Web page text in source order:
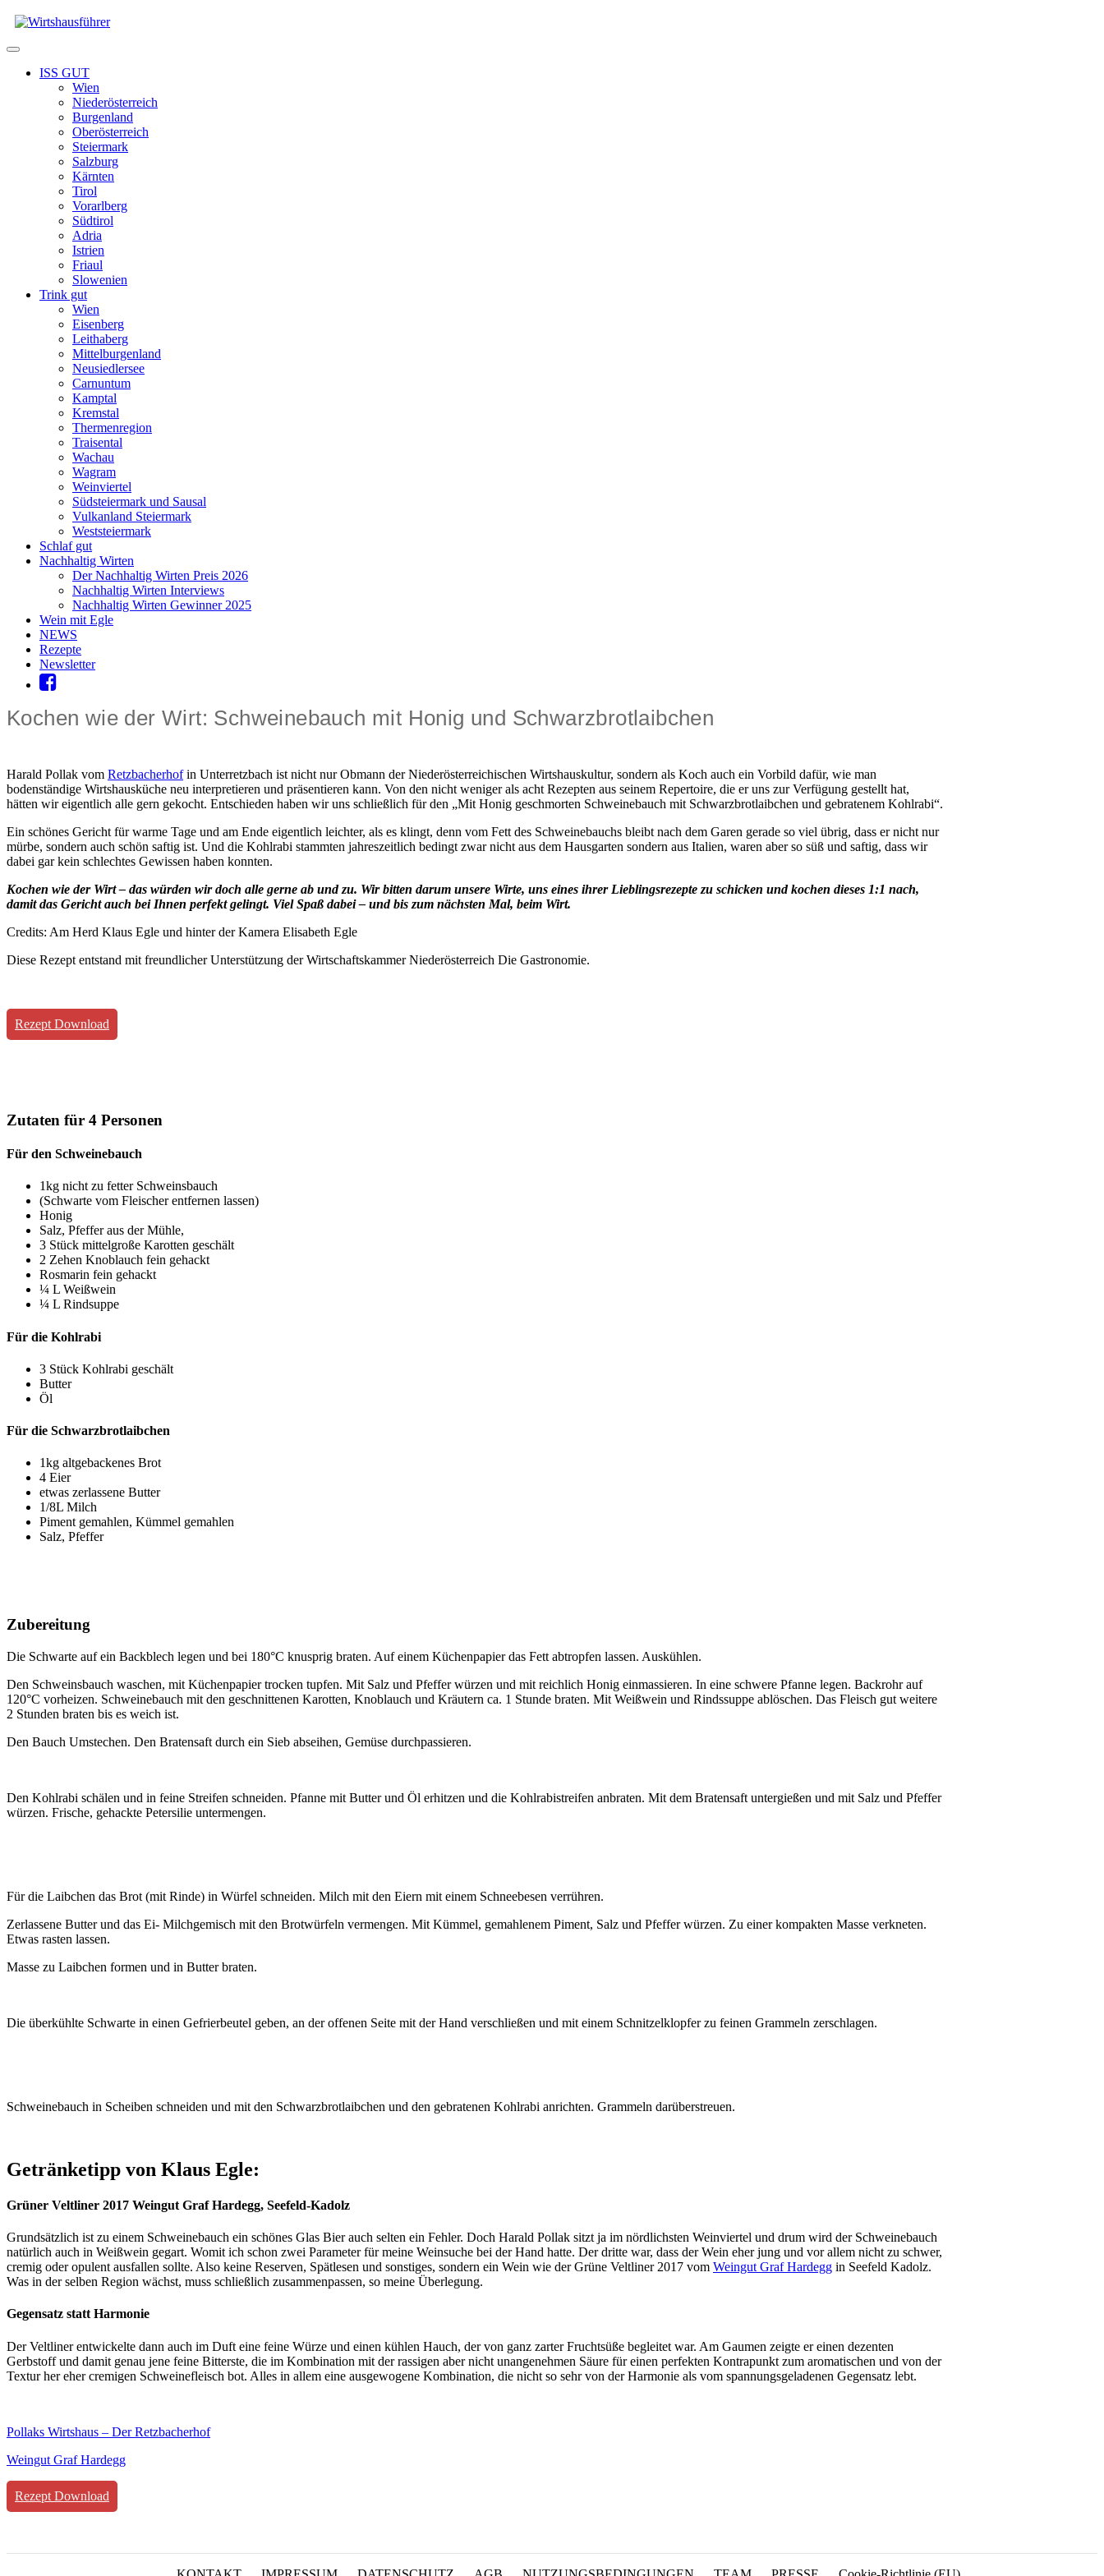
Zum
Inhalt
Menü
ISS GUT
Wien
Niederösterreich
Burgenland
Oberösterreich
Steiermark
Salzburg
Kärnten
Tirol
Vorarlberg
Südtirol
Adria
Istrien
Friaul
Slowenien
Trink gut
Wien
Eisenberg
Leithaberg
Mittelburgenland
Neusiedlersee
Carnuntum
Kamptal
Kremstal
Thermenregion
Traisental
Wachau
Wagram
Weinviertel
Südsteiermark und Sausal
Vulkanland Steiermark
Weststeiermark
Schlaf gut
Nachhaltig Wirten
Der Nachhaltig Wirten Preis 2026
Nachhaltig Wirten Interviews
Nachhaltig Wirten Gewinner 2025
Wein mit Egle
NEWS
Rezepte
Newsletter
Kochen wie der Wirt: Schweinebauch mit Honig und Schwarzbrotlaibchen
Harald Pollak vom Retzbacherhofin Unterretzbach ist nicht nur Obmann der Niederösterreichischen Wirtshauskultur, sondern als Koch auch ein Vorbild dafür, wie man
bodenständige Wirtshausküche neu interpretieren und präsentieren kann. Von den nicht weniger als acht Rezepten aus seinem Repertoire, die er uns zur Verfügung gestellt hat,
hätten wir eigentlich alle gern gekocht. Entschieden haben wir uns schließlich für den „Mit Honig geschmorten Schweinebauch mit Schwarzbrotlaibchen und gebratenem Kohlrabi“.
Ein schönes Gericht für warme Tage und am Ende eigentlich leichter, als es klingt, denn vom Fett des Schweinebauchs bleibt nach dem Garen gerade so viel übrig, dass er nicht nur
mürbe, sondern auch schön saftig ist. Und die Kohlrabi stammten jahreszeitlich bedingt zwar nicht aus dem Hausgarten sondern aus Italien, waren aber so süß und saftig, dass wir
dabei gar kein schlechtes Gewissen haben konnten.
Kochen wie der Wirt – das würden wir doch alle gerne ab und zu. Wir bitten darum unsere Wirte, uns eines ihrer Lieblingsrezepte zu schicken und kochen dieses 1:1 nach,
damit das Gericht auch bei Ihnen perfekt gelingt. Viel Spaß dabei – und bis zum nächsten Mal, beim Wirt.
Credits: Am Herd Klaus Egle und hinter der Kamera Elisabeth Egle
Diese Rezept entstand mit freundlicher Unterstützung der Wirtschaftskammer Niederösterreich Die Gastronomie.
Rezept Download
Zutaten für 4 Personen
Für den Schweinebauch
1kg nicht zu fetter Schweinsbauch
(Schwarte vom Fleischer entfernen lassen)
Honig
Salz, Pfeffer aus der Mühle,
3 Stück mittelgroße Karotten geschält
2 Zehen Knoblauch fein gehackt
Rosmarin fein gehackt
¼ L Weißwein
¼ L Rindsuppe
Für die Kohlrabi
3 Stück Kohlrabi geschält
Butter
Öl
Für die Schwarzbrotlaibchen
1kg altgebackenes Brot
4 Eier
etwas zerlassene Butter
1/8L Milch
Piment gemahlen, Kümmel gemahlen
Salz, Pfeffer
Zubereitung
Die Schwarte auf ein Backblech legen und bei 180°C knusprig braten. Auf einem Küchenpapier das Fett abtropfen lassen. Auskühlen.
Den Schweinsbauch waschen, mit Küchenpapier trocken tupfen. Mit Salz und Pfeffer würzen und mit reichlich Honig einmassieren. In eine schwere Pfanne legen. Backrohr auf
120°C vorheizen. Schweinebauch mit den geschnittenen Karotten, Knoblauch und Kräutern ca. 1 Stunde braten. Mit Weißwein und Rindssuppe ablöschen. Das Fleisch gut weitere
2 Stunden braten bis es weich ist.
Den Bauch Umstechen. Den Bratensaft durch ein Sieb abseihen, Gemüse durchpassieren.
Den Kohlrabi schälen und in feine Streifen schneiden. Pfanne mit Butter und Öl erhitzen und die Kohlrabistreifen anbraten. Mit dem Bratensaft untergießen und mit Salz und Pfeffer
würzen. Frische, gehackte Petersilie untermengen.
Für die Laibchen das Brot (mit Rinde) in Würfel schneiden. Milch mit den Eiern mit einem Schneebesen verrühren.
Zerlassene Butter und das Ei- Milchgemisch mit den Brotwürfeln vermengen. Mit Kümmel, gemahlenem Piment, Salz und Pfeffer würzen. Zu einer kompakten Masse verkneten.
Etwas rasten lassen.
Masse zu Laibchen formen und in Butter braten.
Die überkühlte Schwarte in einen Gefrierbeutel geben, an der offenen Seite mit der Hand verschließen und mit einem Schnitzelklopfer zu feinen Grammeln zerschlagen.
Schweinebauch in Scheiben schneiden und mit den Schwarzbrotlaibchen und den gebratenen Kohlrabi anrichten. Grammeln darüberstreuen.
Getränketipp von Klaus Egle:
Grüner Veltliner 2017 Weingut Graf Hardegg, Seefeld-Kadolz
Grundsätzlich ist zu einem Schweinebauch ein schönes Glas Bier auch selten ein Fehler. Doch Harald Pollak sitzt ja im nördlichsten Weinviertel und drum wird der Schweinebauch
natürlich auch in Weißwein gegart. Womit ich schon zwei Parameter für meine Weinsuche bei der Hand hatte. Der dritte war, dass der Wein eher jung und vor allem nicht zu schwer,
cremig oder opulent ausfallen sollte. Also keine Reserven, Spätlesen und sonstiges, sondern ein Wein wie der Grüne Veltliner 2017 vom Weingut Graf Hardegg in Seefeld Kadolz.
Was in der selben Region wächst, muss schließlich zusammenpassen, so meine Überlegung.
Gegensatz statt Harmonie
Der Veltliner entwickelte dann auch im Duft eine feine Würze und einen kühlen Hauch, der von ganz zarter Fruchtsüße begleitet war. Am Gaumen zeigte er einen dezenten
Gerbstoff und damit genau jene feine Bitterste, die im Kombination mit der rassigen aber nicht unangenehmen Säure für einen perfekten Kontrapunkt zum aromatischen und von der
Textur her eher cremigen Schweinefleisch bot. Alles in allem eine ausgewogene Kombination, die nicht so sehr von der Harmonie als vom spannungsgeladenen Gegensatz lebt.
Pollaks Wirtshaus – Der Retzbacherhof
Weingut Graf Hardegg
Rezept Download